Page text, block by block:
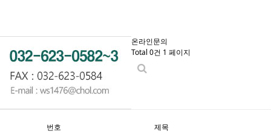
온라인문의
Total 0건 1 페이지
번호 제목